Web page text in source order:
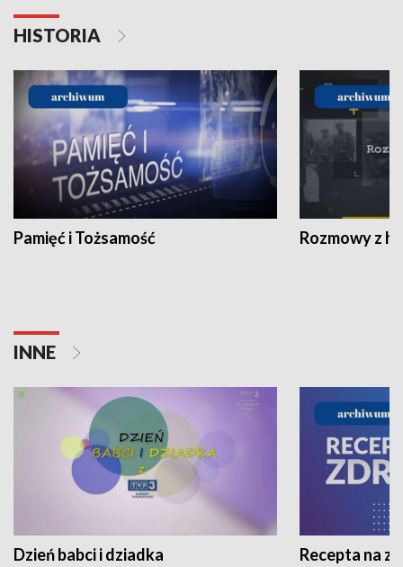
HISTORIA
Pamięć i Tożsamość Rozmowy z
INNE
Dzień babci i dziadka Recepta na